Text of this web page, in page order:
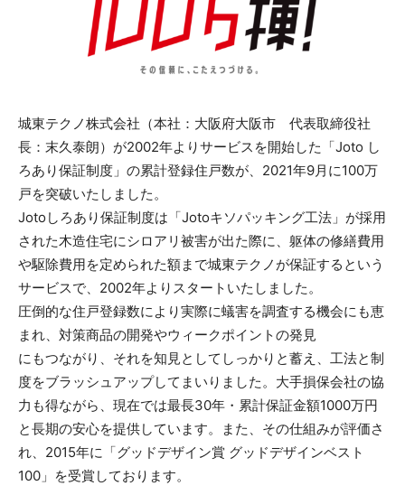
城東テクノ株式会社（本社：大阪府大阪市 代表取締役社
長：末久泰朗）が2002年よりサービスを開始した「Joto し
ろあり保証制度」の累計登録住戸数が、2021年9月に100万
戸を突破いたしました。
Jotoしろあり保証制度は「Jotoキソパッキング工法」が採用
された木造住宅にシロアリ被害が出た際に、躯体の修繕費用
や駆除費用を定められた額まで城東テクノが保証するという
サービスで、2002年よりスタートいたしました。
圧倒的な住戸登録数により実際に蟻害を調査する機会にも恵
まれ、対策商品の開発やウィークポイントの発見
にもつながり、それを知見としてしっかりと蓄え、工法と制
度をブラッシュアップしてまいりました。大手損保会社の協
力も得ながら、現在では最長30年・累計保証金額1000万円
と長期の安心を提供しています。また、その仕組みが評価さ
れ、2015年に「グッドデザイン賞 グッドデザインベスト
100」を受賞しております。